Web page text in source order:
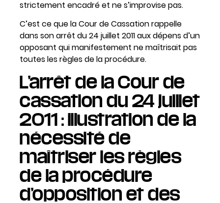
strictement encadré et ne s’improvise pas.
C’est ce que la Cour de Cassation rappelle
dans son arrêt du 24 juillet 2011 aux dépens d’un
opposant qui manifestement ne maîtrisait pas
toutes les règles de la procédure.
L’arrêt de la Cour de
cassation du 24 juillet
2011 : illustration de la
nécessité de
maîtriser les règles
de la procédure
d’opposition et des